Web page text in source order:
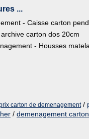
...
- Caisse carton
carton dos 20cm
- Housses
carton de demenagement/
/ demenagement carton